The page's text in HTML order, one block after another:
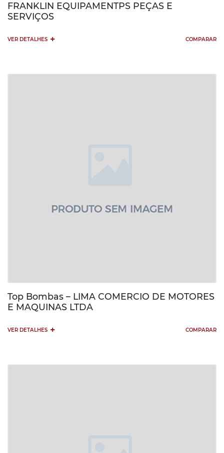
FRANKLIN EQUIPAMENTPS PEÇAS E
SERVIÇOS
VER DETALHES + COMPARAR
Top Bombas – LIMA COMERCIO DE MOTORES
E MAQUINAS LTDA
VER DETALHES + COMPARAR